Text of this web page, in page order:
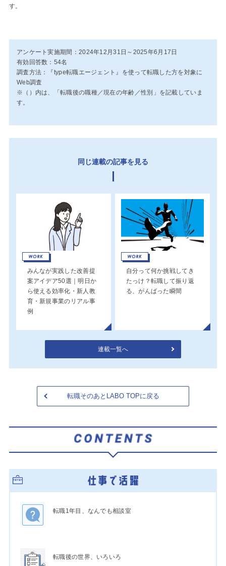
す。
アンケート実施期間：2024年12月31日～2025年6月17日
有効回答数：54名
調査方法：『type転職エージェント』を使って転職した方を対象に
Web調査
※（）内は、「転職後の職種／現在の年齢／性別」を記載していま
す。
同じ連載の記事を見る
みんなが実践した改善提
案アイデア50選｜明日か
ら使える効率化・新人教
育・新規事業のリアル事
例
自分って何か挑戦してき
たっけ？転職して振り返
る、がんばった瞬間
連載一覧へ
転職そのあとLABO TOPに戻る
転職1年目、なんでも相談室
転職後の世界、いろいろ